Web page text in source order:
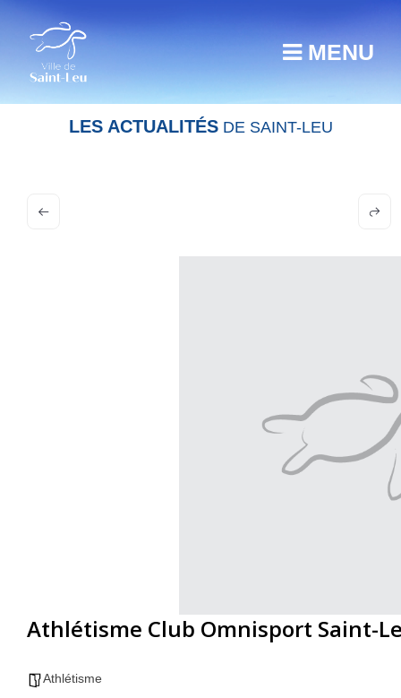
MENU
LES ACTUALITÉSDE SAINT-LEU
Athlétisme Club Omnisport Saint-
Athlétisme